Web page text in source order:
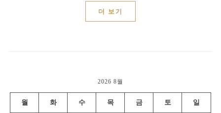
더 보기
2026 8월
월 화 수 목 금 토 일